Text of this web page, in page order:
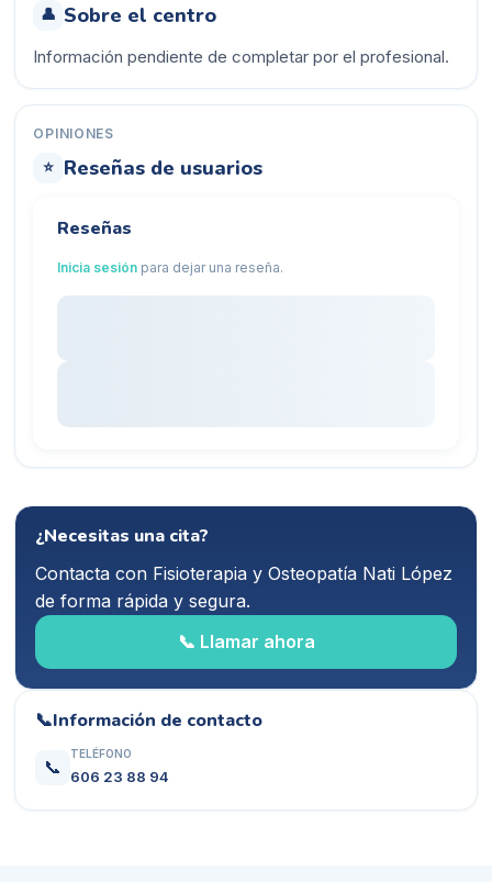
👤 Sobre el centro
Información pendiente de completar por el profesional.
OPINIONES
⭐ Reseñas de usuarios
Reseñas
Inicia sesión para dejar una reseña.
¿Necesitas una cita?
Contacta con Fisioterapia y Osteopatía Nati López
de forma rápida y segura.
📞 Llamar ahora
📞Información de contacto
📞
TELÉFONO
606 23 88 94